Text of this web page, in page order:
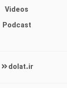
Videos
Podcast
dolat.ir